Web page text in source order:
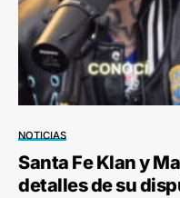
NOTICIAS
Santa Fe Klan y
detalles de su